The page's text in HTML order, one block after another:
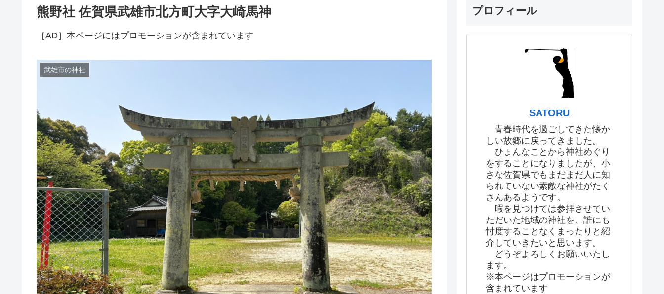
熊野社 佐賀県武雄市北方町大字大崎馬神
［AD］本ページにはプロモーションが含まれています
武雄市の神社
プロフィール
SATORU
青春時代を過ごしてきた懐か
しい故郷に戻ってきました。
ひょんなことから神社めぐり
をすることになりましたが、小
さな佐賀県でもまだまだ人に知
られていない素敵な神社がたく
さんあるようです。
暇を見つけては参拝させてい
ただいた地域の神社を、誰にも
忖度することなくまったりと紹
介していきたいと思います。
どうぞよろしくお願いいたし
ます。
※本ページはプロモーションが
含まれています